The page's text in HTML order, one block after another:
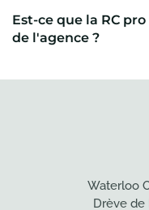
Est-ce que la RC
de l'agence ?
Waterloo
Drève de